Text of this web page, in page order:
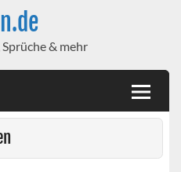
& mehr